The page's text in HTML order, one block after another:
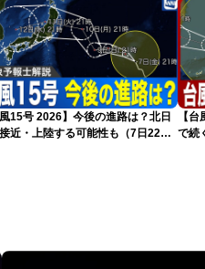
風15号 2026】今後の進路は？北日
近・上陸する可能性も（7日22時
【
で続